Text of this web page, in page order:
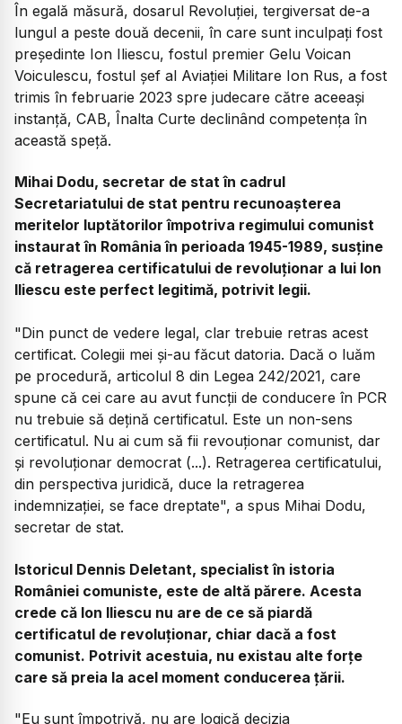
În egală măsură, dosarul Revoluției, tergiversat de-a
lungul a peste două decenii, în care sunt inculpați fost
președinte Ion Iliescu, fostul premier Gelu Voican
Voiculescu, fostul șef al Aviației Militare Ion Rus, a fost
trimis în februarie 2023 spre judecare către aceeași
instanță, CAB, Înalta Curte declinând competența în
această speță.
Mihai Dodu, secretar de stat în cadrul
Secretariatului de stat pentru recunoaşterea
meritelor luptătorilor împotriva regimului comunist
instaurat în România în perioada 1945-1989, susține
că retragerea certificatului de revoluționar a lui Ion
Iliescu este perfect legitimă, potrivit legii.
"Din punct de vedere legal, clar trebuie retras acest
certificat. Colegii mei și-au făcut datoria. Dacă o luăm
pe procedură, articolul 8 din Legea 242/2021, care
spune că cei care au avut funcții de conducere în PCR
nu trebuie să dețină certificatul. Este un non-sens
certificatul. Nu ai cum să fii revouționar comunist, dar
și revoluționar democrat (...). Retragerea certificatului,
din perspectiva juridică, duce la retragerea
indemnizației, se face dreptate", a spus Mihai Dodu,
secretar de stat.
Istoricul Dennis Deletant, specialist în istoria
României comuniste, este de altă părere. Acesta
crede că Ion Iliescu nu are de ce să piardă
certificatul de revoluționar, chiar dacă a fost
comunist. Potrivit acestuia, nu existau alte forțe
care să preia la acel moment conducerea țării.
"Eu sunt împotrivă, nu are logică decizia